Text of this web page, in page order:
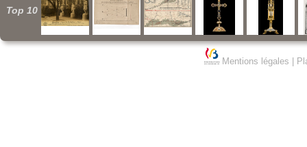
Top 10
Mentions légales